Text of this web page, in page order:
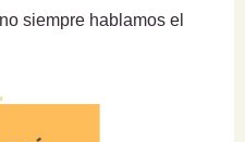
siempre hablamos el